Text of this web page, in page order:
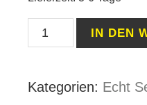
Mütze
Sejerlänner
Classic-
IN DEN
Kategorien: Echt